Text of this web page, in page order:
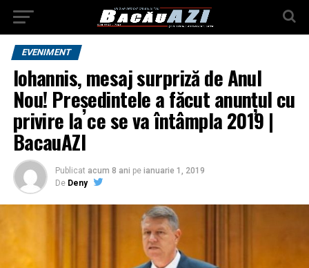
EVENIMENT
Iohannis, mesaj surpriză de Anul
Nou! Președintele a făcut anunțul cu
privire la ce se va întâmpla 2019 |
BacauAZI
Publicat acum 8 ani pe ianuarie 1, 2019
De Deny